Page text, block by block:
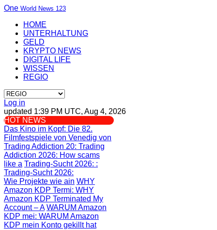
One World News 123
HOME
UNTERHALTUNG
GELD
KRYPTO NEWS
DIGITAL LIFE
WISSEN
REGIO
Log in
updated 1:39 PM UTC, Aug 4, 2026
HOT NEWS
Das Kino im Kopf: Die 82.
Filmfestspiele von Venedig von
Trading Addiction 20: Trading
Addiction 2026: How scams
like a Trading-Sucht 2026: :
Trading-Sucht 2026:
Wie Projekte wie ain WHY
Amazon KDP Termi: WHY
Amazon KDP Terminated My
Account – A WARUM Amazon
KDP mei: WARUM Amazon
KDP mein Konto gekillt hat